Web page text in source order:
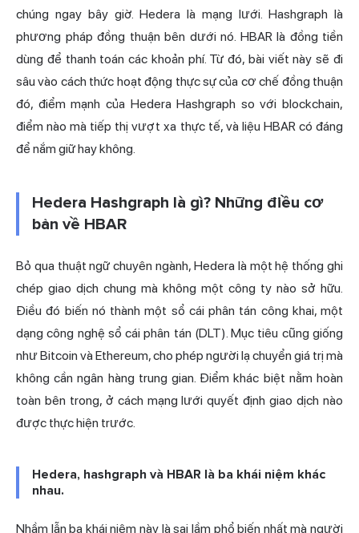
chúng ngay bây giờ. Hedera là mạng lưới. Hashgraph là
phương pháp đồng thuận bên dưới nó. HBAR là đồng tiền
dùng để thanh toán các khoản phí. Từ đó, bài viết này sẽ đi
sâu vào cách thức hoạt động thực sự của cơchế đồng thuận
đó, điểm mạnh của Hedera Hashgraph so với blockchain,
điểm nào mà tiếp thị vượt xa thực tế, và liệu HBAR có đáng
để nắm giữ hay không.
Hedera Hashgraph là gì? Những điều cơ
bản về HBAR
Bỏ qua thuật ngữ chuyên ngành, Hedera là một hệ thống ghi
chép giao dịch chung mà không một công ty nào sở hữu.
Điều đó biến nó thành một sổ cái phân tán công khai, một
dạng công nghệ sổ cái phân tán (DLT). Mục tiêu cũng giống
như Bitcoin và Ethereum, cho phép người lạ chuyển giá trị mà
không cần ngân hàng trung gian. Điểm khác biệt nằm hoàn
toàn bên trong, ở cách mạng lưới quyết định giao dịch nào
được thực hiện trước.
Hedera, hashgraph và HBAR là ba khái niệm khác
nhau.
Nhầm lẫn ba khái niệm này là sai lầm phổ biến nhất mà người